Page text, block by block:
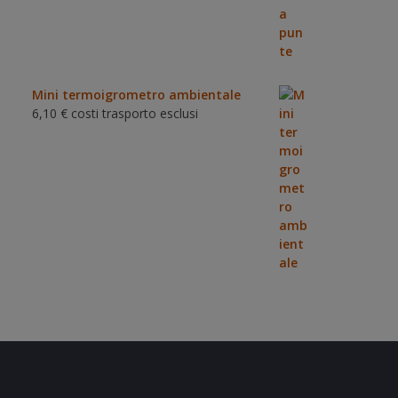
Mini termoigrometro ambientale
6,10 € costi trasporto esclusi